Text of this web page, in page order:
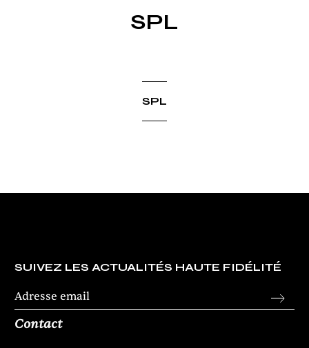
SPL
SPL
SUIVEZ LES ACTUALITÉS HAUTE FIDÉLITÉ
Contact